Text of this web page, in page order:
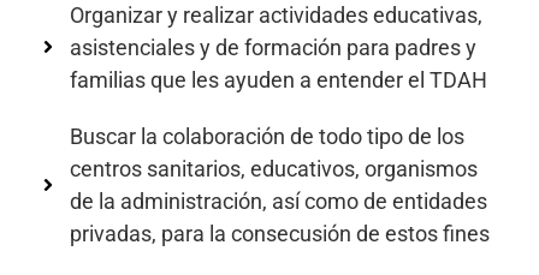
Organizar y realizar actividades educativas,
asistenciales y de formación para padres y
familias que les ayuden a entender el TDAH
Buscar la colaboración de todo tipo de los
centros sanitarios, educativos, organismos
de la administración, así como de entidades
privadas, para la consecusión de estos fines